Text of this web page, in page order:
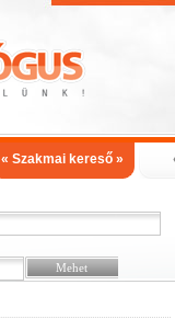
« Szakmai kereső »